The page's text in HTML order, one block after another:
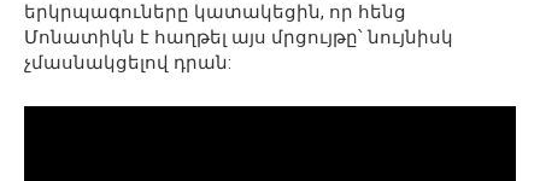
երկրպագուները կատակեցին, որ հենց
Մոնատիկն է հաղթել այս մրցույթը՝ նույնիսկ
չմասնակցելով դրան: